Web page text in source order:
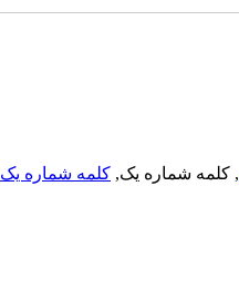
, کلمه شماره یک, کلمه شماره یک